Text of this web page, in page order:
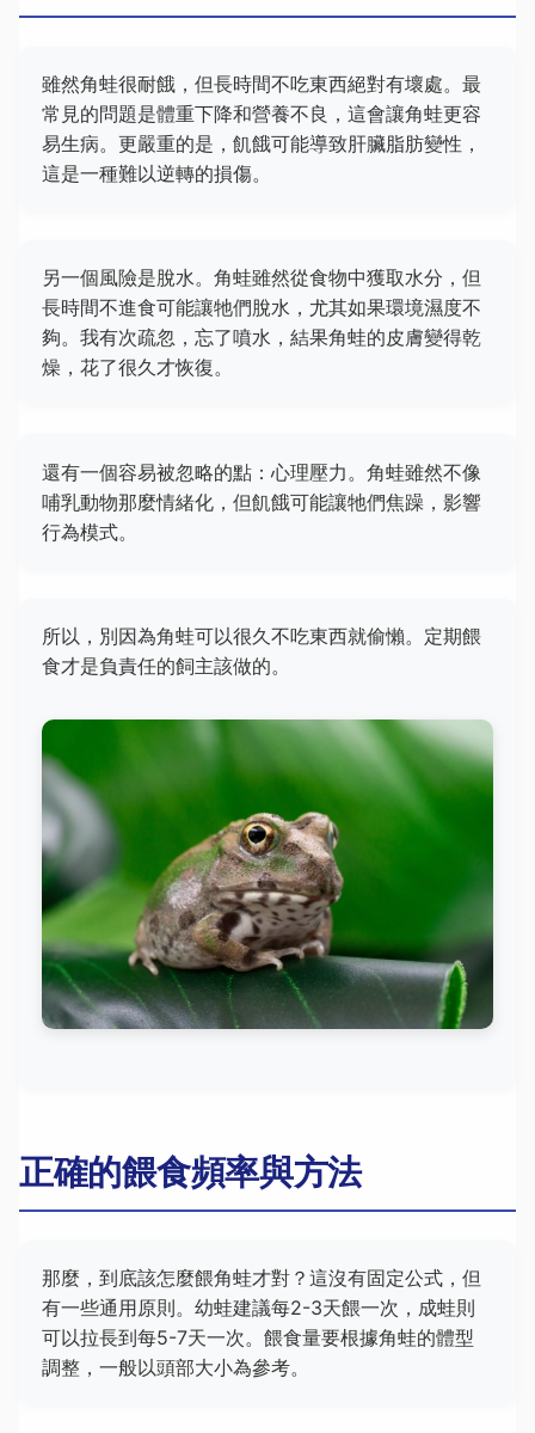
雖然角蛙很耐餓，但長時間不吃東西絕對有壞處。最
常見的問題是體重下降和營養不良，這會讓角蛙更容
易生病。更嚴重的是，飢餓可能導致肝臟脂肪變性，
這是一種難以逆轉的損傷。
另一個風險是脫水。角蛙雖然從食物中獲取水分，但
長時間不進食可能讓牠們脫水，尤其如果環境濕度不
夠。我有次疏忽，忘了噴水，結果角蛙的皮膚變得乾
燥，花了很久才恢復。
還有一個容易被忽略的點：心理壓力。角蛙雖然不像
哺乳動物那麼情緒化，但飢餓可能讓牠們焦躁，影響
行為模式。
所以，別因為角蛙可以很久不吃東西就偷懶。定期餵
食才是負責任的飼主該做的。
正確的餵食頻率與方法
那麼，到底該怎麼餵角蛙才對？這沒有固定公式，但
有一些通用原則。幼蛙建議每2-3天餵一次，成蛙則
可以拉長到每5-7天一次。餵食量要根據角蛙的體型
調整，一般以頭部大小為參考。